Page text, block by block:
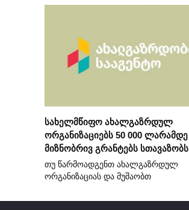
სახელმწიფო ახალგაზრდულ
ორგანიზაციებს 50 000 ლარამდე
მიზნობრივ გრანტებს სთავაზობს
თუ წარმოადგენთ ახალგაზრდულ
ორგანიზაციას და მუშაობთ